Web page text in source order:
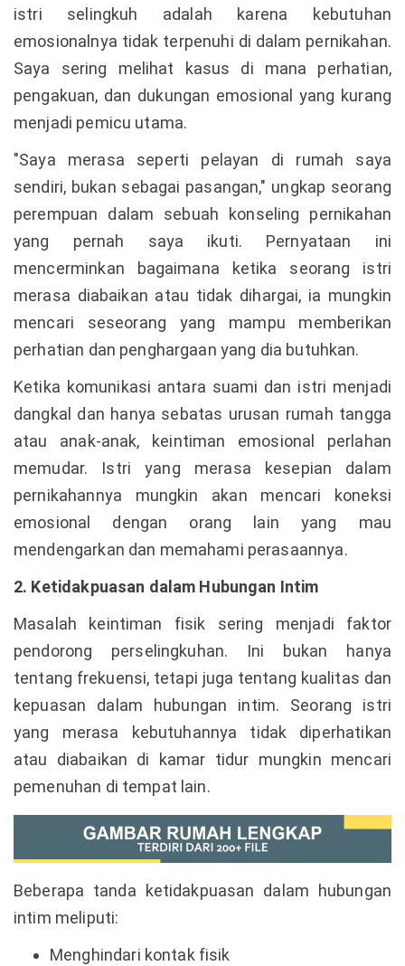
istri selingkuh adalah karena kebutuhan
emosionalnya tidak terpenuhi di dalam pernikahan.
Saya sering melihat kasus di mana perhatian,
pengakuan, dan dukungan emosional yang kurang
menjadi pemicu utama.
"Saya merasa seperti pelayan di rumah saya
sendiri, bukan sebagai pasangan," ungkap seorang
perempuan dalam sebuah konseling pernikahan
yang pernah saya ikuti. Pernyataan ini
mencerminkan bagaimana ketika seorang istri
merasa diabaikan atau tidak dihargai, ia mungkin
mencari seseorang yang mampu memberikan
perhatian dan penghargaan yang dia butuhkan.
Ketika komunikasi antara suami dan istri menjadi
dangkal dan hanya sebatas urusan rumah tangga
atau anak-anak, keintiman emosional perlahan
memudar. Istri yang merasa kesepian dalam
pernikahannya mungkin akan mencari koneksi
emosional dengan orang lain yang mau
mendengarkan dan memahami perasaannya.
2. Ketidakpuasan dalam Hubungan Intim
Masalah keintiman fisik sering menjadi faktor
pendorong perselingkuhan. Ini bukan hanya
tentang frekuensi, tetapi juga tentang kualitas dan
kepuasan dalam hubungan intim. Seorang istri
yang merasa kebutuhannya tidak diperhatikan
atau diabaikan di kamar tidur mungkin mencari
pemenuhan di tempat lain.
Beberapa tanda ketidakpuasan dalam hubungan
intim meliputi:
Menghindari kontak fisik